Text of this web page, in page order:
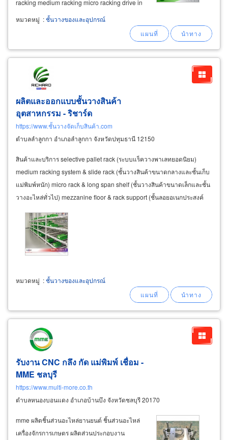
racking medium racking micro racking drive in
racking mezzanine floor cantilever racking
stacking pallet (งานสั่งทำ/ made to order) pallet
หมวดหมู่ :ชั้นวางของและอุปกรณ์
ผลิตและออกแบบชั้นวางสินค้า
อุตสาหกรรม - ริชาร์ด
https://www.ชั้นวางจัดเก็บสินค้า.com
ตำบลลำลูกกา อำเภอลำลูกกา จังหวัดปทุมธานี 12150
สินค้าและบริการ selective pallet rack (ระบบแร็ควางพาเลทยอดนิยม)
medium racking system & slide rack (ชั้นวางสินค้าขนาดกลางและชั้นเก็บ
แม่พิมพ์หนัก) micro rack & long span shelf (ชั้นวางสินค้าขนาดเล็กและชั้น
วางอะไหล่ทั่วไป) mezzanine floor & rack support (ชั้นลอยอเนกประสงค์
หมวดหมู่ :ชั้นวางของและอุปกรณ์
รับงาน CNC กลึง กัด แม่พิมพ์ เชื่อม -
MME ชลบุรี
https://www.multi-more.co.th
ตำบลหนองบอนแดง อำเภอบ้านบึง จังหวัดชลบุรี 20170
mme ผลิตชิ้นส่วนอะไหล่ยานยนต์ ชิ้นส่วนอะไหล่
เครื่องจักรการเกษตร ผลิตส่วนประกอบงาน